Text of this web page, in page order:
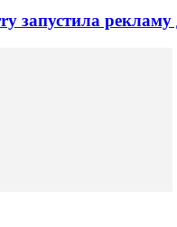
запустила